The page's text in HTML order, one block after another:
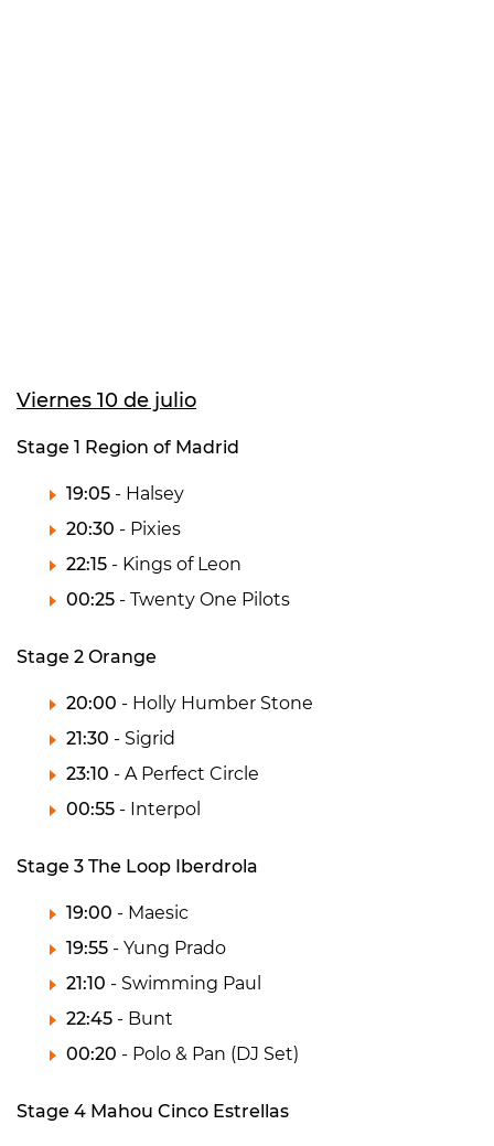
Viernes 10 de julio
Stage 1 Region of Madrid
19:05 - Halsey
20:30 - Pixies
22:15 - Kings of Leon
00:25 - Twenty One Pilots
Stage 2 Orange
20:00 - Holly Humber Stone
21:30 - Sigrid
23:10 - A Perfect Circle
00:55 - Interpol
Stage 3 The Loop Iberdrola
19:00 - Maesic
19:55 - Yung Prado
21:10 - Swimming Paul
22:45 - Bunt
00:20 - Polo & Pan (DJ Set)
Stage 4 Mahou Cinco Estrellas